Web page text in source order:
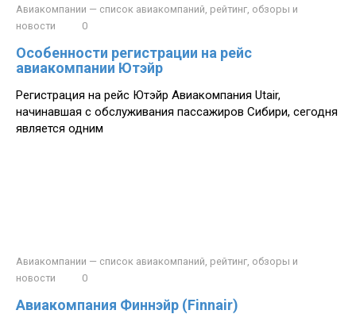
Авиакомпании — список авиакомпаний, рейтинг, обзоры и
новости
0
Особенности регистрации на рейс
авиакомпании Ютэйр
Регистрация на рейс Ютэйр Авиакомпания Utair,
начинавшая с обслуживания пассажиров Сибири, сегодня
является одним
Авиакомпании — список авиакомпаний, рейтинг, обзоры и
новости
0
Авиакомпания Финнэйр (Finnair)